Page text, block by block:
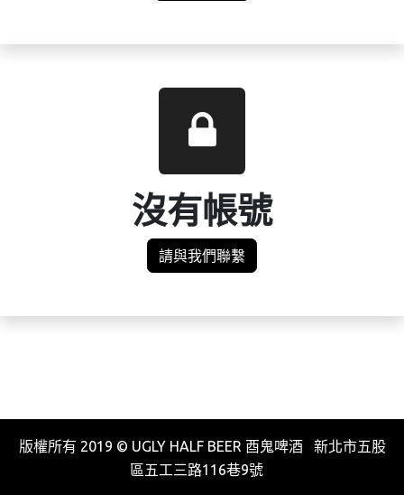
沒有帳號
請與我們聯繫
版權所有 2019 © UGLY HALF BEER 酉鬼啤酒 新北市五股
區五工三路116巷9號